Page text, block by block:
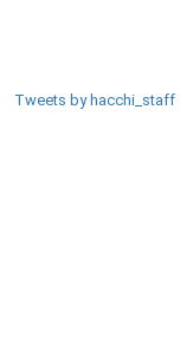
Tweets by hacchi_staff